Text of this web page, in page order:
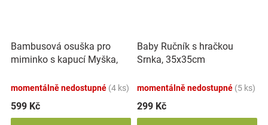
Bambusová osuška pro
miminko s kapucí Myška,
momentálně nedostupné (4 ks)
599 Kč
Baby Ručník s hračkou
Srnka, 35x35cm
momentálně nedostupné (5 ks)
299 Kč